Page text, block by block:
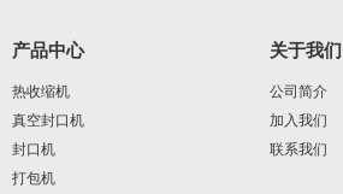
产品中心
热收缩机
真空封口机
封口机
打包机
关于我们
公司简介
加入我们
联系我们